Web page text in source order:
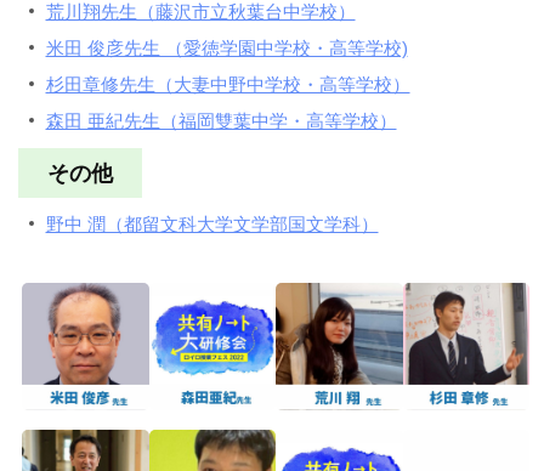
荒川翔先生（藤沢市立秋葉台中学校）
米田 俊彦先生 （愛徳学園中学校・高等学校)
杉田章修先生（大妻中野中学校・高等学校）
森田 亜紀先生（福岡雙葉中学・高等学校）
その他
野中 潤（都留文科大学文学部国文学科）